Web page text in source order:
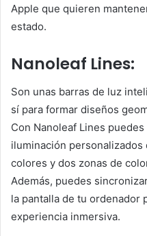
Apple que quieren
estado.
Nanoleaf Lines:
Son unas barras de luz
sí para formar diseños
Con Nanoleaf Lines
iluminación personalizados
colores y dos zonas de
Además, puedes
la pantalla de tu ordenador
experiencia inmersiva.